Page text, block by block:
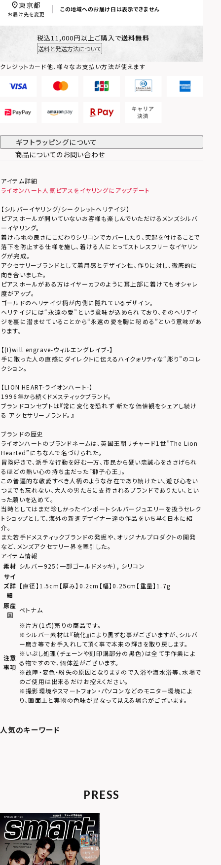
この地域へのお届け日は表示できません
東京都
お届け先を変更
税込11,000円以上ご購入で送料無料
送料と発送方法について
クレジットカード他、様々なお支払い方法が使えます
ギフトラッピングについて
商品についてのお問い合わせ
アイテム詳細
ライオンハート人気ピアスをイヤリングにアップデート
【シルバーイヤリング/シークレットヘリテイジ】
ピアスホールが開いていないお客様も楽しんでいただけるメンズシルバ
ーイヤリング。
着け心地の良さにこだわりシリコンでカバーしたり、突起を付けることで
落下を防止する仕様を施し、着ける人にとってストレスフリーなイヤリン
グが完成。
アクセサリーブランドとして着用感とデザイン性、作りに対し、徹底的に
向き合いました。
ピアスホールがある方はイヤーカフのように耳上部に着けてもオシャレ
度がアップ。
ゴールドのヘリテイジ柄が内側に隠れているデザイン。
ヘリテイジには“永遠の愛”という意味が込められており、そのヘリテイ
ジを裏に潜ませていることから“永遠の愛を胸に秘める”という意味があ
ります。
【(I)will engrave-ウィルエングレイブ-】
手に取った人の直感にダイレクトに伝えるハイクォリティな“彫り”のコレ
クション。
【LION HEART-ライオンハート-】
1996年から続くドメスティックブランド。
ブランドコンセプトは『常に変化を恐れず 新たな価値観をシェアし続け
る アクセサリーブランド。』
ブランドの歴史
ライオンハートのブランドネームは、英国王朝リチャード1世”The Lion
Hearted”にちなんで名づけられた。
冒険好きで、派手な行動を好む一方、市民から硬い忠誠心をささげられ
るほどの熱い心の持ち主だった「獅子心王」。
この普遍的な敬愛すべき人柄のような存在であり続けたい、遊び心をい
つまでも忘れない、大人の男たちに支持されるブランドでありたい、とい
った願いを込めて。
当時としてはまだ珍しかったインポートシルバージュエリーを扱うセレク
トショップとして、海外の新進デザイナー達の作品をいち早く日本に紹
介。
また若手ドメスティックブランドの発掘や、オリジナルプロダクトの開発
など、メンズアクセサリー界を牽引した。
アイテム情報
素材 シルバー925（一部ゴールドメッキ）, シリコン
サイ
ズ詳
細
【直径】1.5cm【厚み】0.2cm【幅】0.25cm【重量】1.7g
原産
国
ベトナム
注意
事項
※片方(1点)売りの商品です。
※シルバー素材は『硫化』により黒ずむ事がございますが、シルバ
ー磨き等でお手入れして頂く事で本来の輝きを取り戻します。
※いぶし処理（チェーンや刻印溝部分の黒色）は全て手作業によ
る物ですので、個体差がございます。
※故障・変色・紛失の原因となりますので入浴や海水浴等、水場で
のご使用は出来るだけお控えください。
※撮影環境やスマートフォン・パソコンなどのモニター環境によ
り、画面上と実物の色味が異なって見える場合がございます。
PRESS